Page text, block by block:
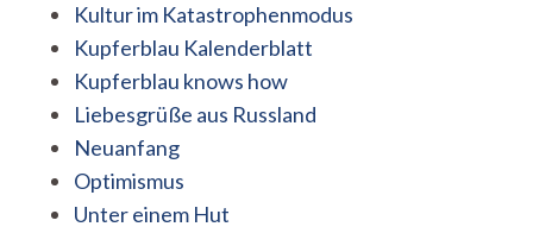
Kultur im Katastrophenmodus
Kupferblau Kalenderblatt
Kupferblau knows how
Liebesgrüße aus Russland
Neuanfang
Optimismus
Unter einem Hut